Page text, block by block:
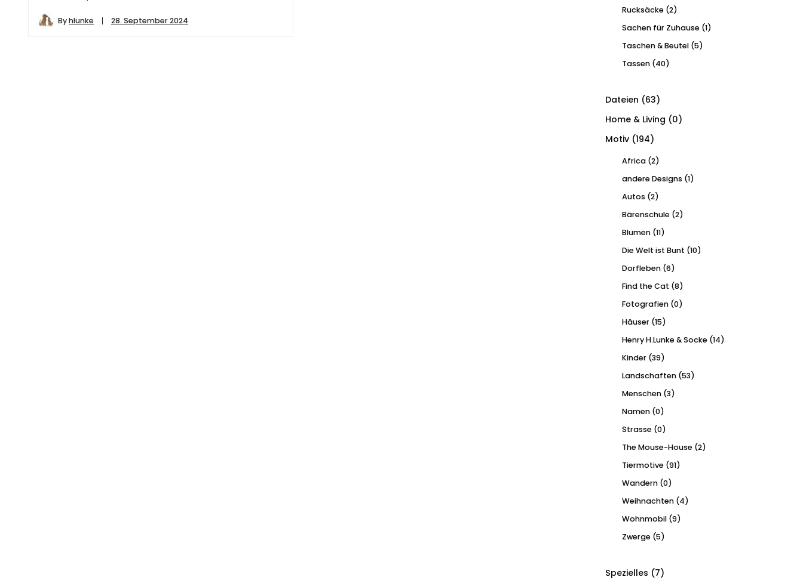
Byhlunke 28. September 2024
Rucksäcke (2)
Sachen für Zuhause (1)
Taschen & Beutel (5)
Tassen (40)
Dateien (63)
Home & Living (0)
Motiv (194)
Africa (2)
andere Designs (1)
Autos (2)
Bärenschule (2)
Blumen (11)
Die Welt ist Bunt (10)
Dorfleben (6)
Find the Cat (8)
Fotografien (0)
Häuser (15)
Henry H.Lunke & Socke (14)
Kinder (39)
Landschaften (53)
Menschen (3)
Namen (0)
Strasse (0)
The Mouse-House (2)
Tiermotive (91)
Wandern (0)
Weihnachten (4)
Wohnmobil (9)
Zwerge (5)
Spezielles (7)